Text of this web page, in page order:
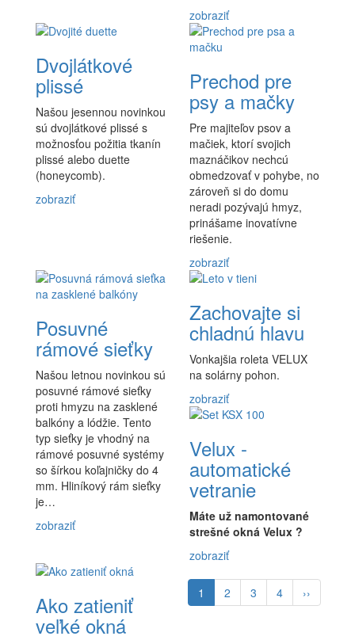
zobraziť
Dvojlátkové
plissé
Našou jesennou novinkou
sú dvojlátkové plissé s
možnosťou požitia tkanín
plissé alebo duette
(honeycomb).
zobraziť
Prechod pre
psy a mačky
Pre majiteľov psov a
mačiek, ktorí svojich
maznáčikov nechcú
obmedzovať v pohybe, no
zároveň si do domu
neradi pozývajú hmyz,
prinášame inovatívne
riešenie.
zobraziť
Posuvné
rámové sieťky
Našou letnou novinkou sú
posuvné rámové sieťky
proti hmyzu na zasklené
balkóny a lódžie. Tento
typ sieťky je vhodný na
rámové posuvné systémy
so šírkou koľajničky do 4
mm. Hliníkový rám sieťky
je…
zobraziť
Zachovajte si
chladnú hlavu
Vonkajšia roleta VELUX
na solárny pohon.
zobraziť
Velux -
automatické
vetranie
Máte už namontované
strešné okná Velux ?
zobraziť
Ako zatieniť
veľké okná
Pagination
Aktuálna
stránka
1 Page
2 Page
3 Page
4
Ďalšia
strana
››